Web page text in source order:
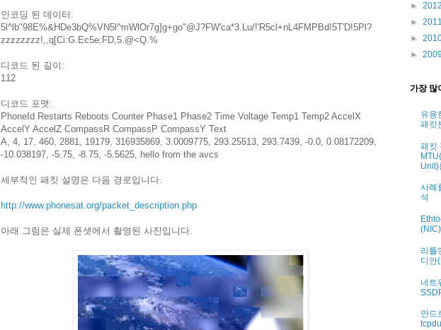
인코딩 된 데이터:
5l^lb"98E%&HDe3bQ%VN5l^mWlOr7g]g+go"@J?FW'ca*3.Lu/!'R5cl+nL4FMPBd!5T'D!5Pl?
zzzzzzzz!,,q[Ci:G.Ec5e;FD,5.@<Q.%
디코드 된 길이:
112
디코드 포맷:
PhoneId Restarts Reboots Counter Phase1 Phase2 Time Voltage Temp1 Temp2 AccelX
AccelY AccelZ CompassR CompassP CompassY Text
A, 4, 17, 460, 2881, 19179, 316935869, 3.0009775, 293.25513, 293.7439, -0.0, 0.08172209,
-10.038197, -5.75, -8.75, -5.5625, hello from the avcs
세부적인 패킷 설명은 다음 경로입니다.
http://www.phonesat.org/packet_description.php
아래 그림은 실제 폰샛에서 촬영된 사진입니다.
►
►
►
►
가장 많
유용
패킷
패킷
Unit)
사례
석
리틀
디안
네트
안드